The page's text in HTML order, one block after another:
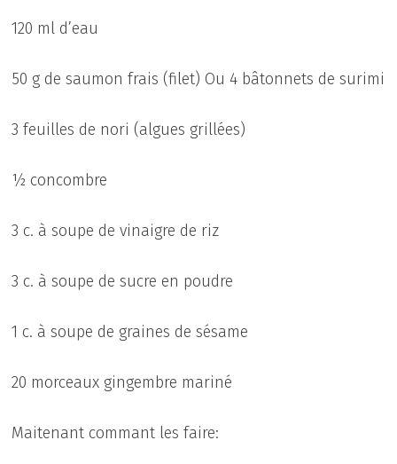
120 ml d’eau
50 g de saumon frais (filet) Ou 4 bâtonnets de surimi
3 feuilles de nori (algues grillées)
½ concombre
3 c. à soupe de vinaigre de riz
3 c. à soupe de sucre en poudre
1 c. à soupe de graines de sésame
20 morceaux gingembre mariné
Maitenant commant les faire: